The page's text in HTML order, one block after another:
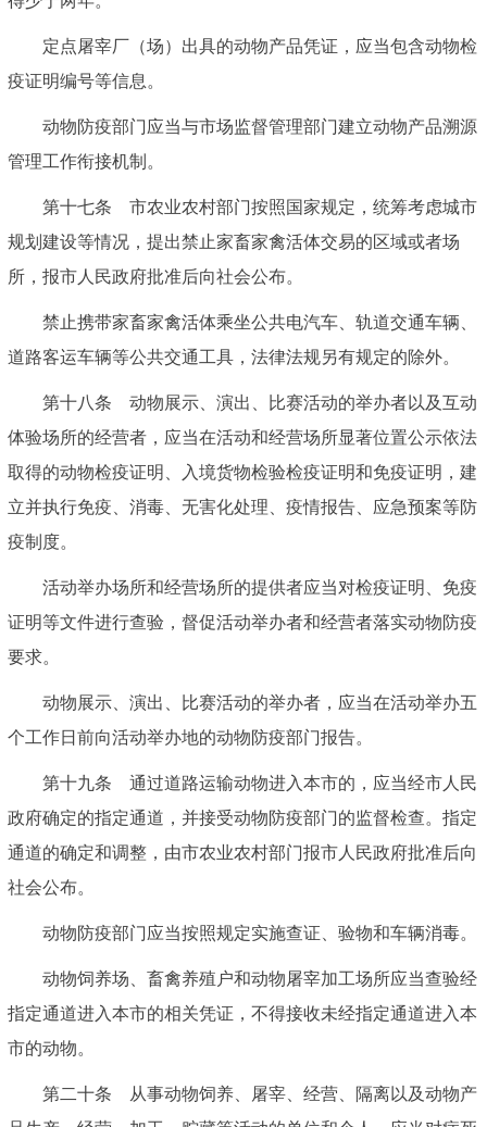
定点屠宰厂（场）出具的动物产品凭证，应当包含动物检
疫证明编号等信息。
动物防疫部门应当与市场监督管理部门建立动物产品溯源
管理工作衔接机制。
第十七条 市农业农村部门按照国家规定，统筹考虑城市
规划建设等情况，提出禁止家畜家禽活体交易的区域或者场
所，报市人民政府批准后向社会公布。
禁止携带家畜家禽活体乘坐公共电汽车、轨道交通车辆、
道路客运车辆等公共交通工具，法律法规另有规定的除外。
第十八条 动物展示、演出、比赛活动的举办者以及互动
体验场所的经营者，应当在活动和经营场所显著位置公示依法
取得的动物检疫证明、入境货物检验检疫证明和免疫证明，建
立并执行免疫、消毒、无害化处理、疫情报告、应急预案等防
疫制度。
活动举办场所和经营场所的提供者应当对检疫证明、免疫
证明等文件进行查验，督促活动举办者和经营者落实动物防疫
要求。
动物展示、演出、比赛活动的举办者，应当在活动举办五
个工作日前向活动举办地的动物防疫部门报告。
第十九条 通过道路运输动物进入本市的，应当经市人民
政府确定的指定通道，并接受动物防疫部门的监督检查。指定
通道的确定和调整，由市农业农村部门报市人民政府批准后向
社会公布。
动物防疫部门应当按照规定实施查证、验物和车辆消毒。
动物饲养场、畜禽养殖户和动物屠宰加工场所应当查验经
指定通道进入本市的相关凭证，不得接收未经指定通道进入本
市的动物。
第二十条 从事动物饲养、屠宰、经营、隔离以及动物产